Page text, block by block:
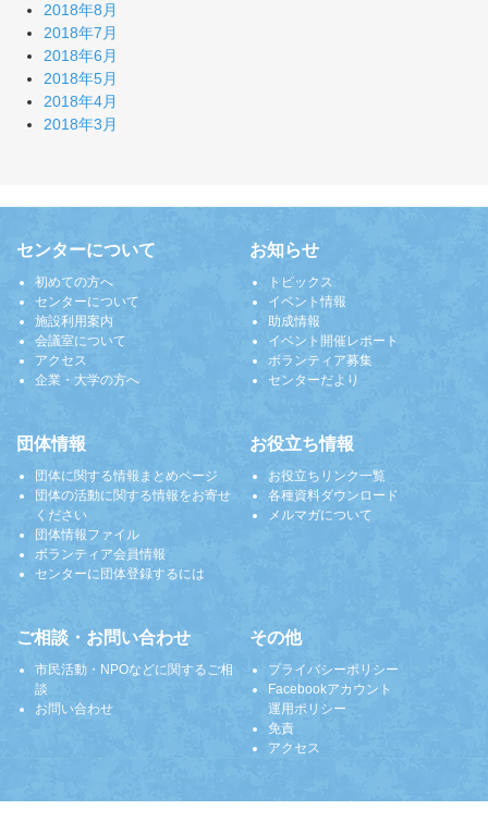
2018年8月
2018年7月
2018年6月
2018年5月
2018年4月
2018年3月
センターについて
初めての方へ
センターについて
施設利用案内
会議室について
アクセス
企業・大学の方へ
お知らせ
トピックス
イベント情報
助成情報
イベント開催レポート
ボランティア募集
センターだより
団体情報
団体に関する情報まとめページ
団体の活動に関する情報をお寄せ
ください
団体情報ファイル
ボランティア会員情報
センターに団体登録するには
お役立ち情報
お役立ちリンク一覧
各種資料ダウンロード
メルマガについて
ご相談・お問い合わせ
市民活動・NPOなどに関するご相
談
お問い合わせ
その他
プライバシーポリシー
Facebookアカウント
運用ポリシー
免責
アクセス